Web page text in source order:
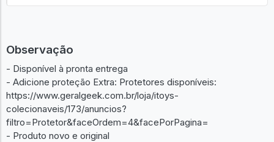
Observação
- Disponível à pronta entrega
- Adicione proteção Extra: Protetores disponíveis:
https://www.geralgeek.com.br/loja/itoys-
colecionaveis/173/anuncios?
filtro=Protetor&faceOrdem=4&facePorPagina=
- Produto novo e original